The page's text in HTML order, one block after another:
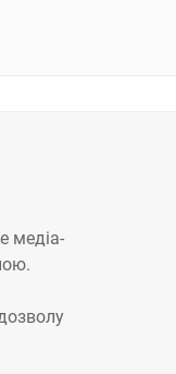
медіа-